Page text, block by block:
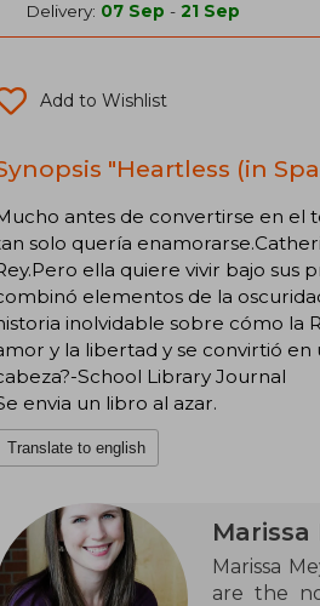
Delivery: 07 Sep - 21 Sep
Add to Wishlist
"Heartless (in
antes de convertirse en el
solo quería
ella quiere vivir bajo sus
elementos de la
inolvidable sobre cómo la
y la libertad y se convirtió
School Library Journal
envia un libro al azar.
Translate to english
Marissa
Marissa
are the